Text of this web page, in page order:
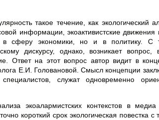
такое течение, как экологический
информации, экоактивистские
в сферу экономики, но и в политику. С
дискурсу, однако, возникает
Ответ на этот вопрос автор видит в
Е.И. Головановой. Смысл концепции
специалистов, служат одновременно
экоалармистских контекстов в медиа
короткий срок экологическая повестка